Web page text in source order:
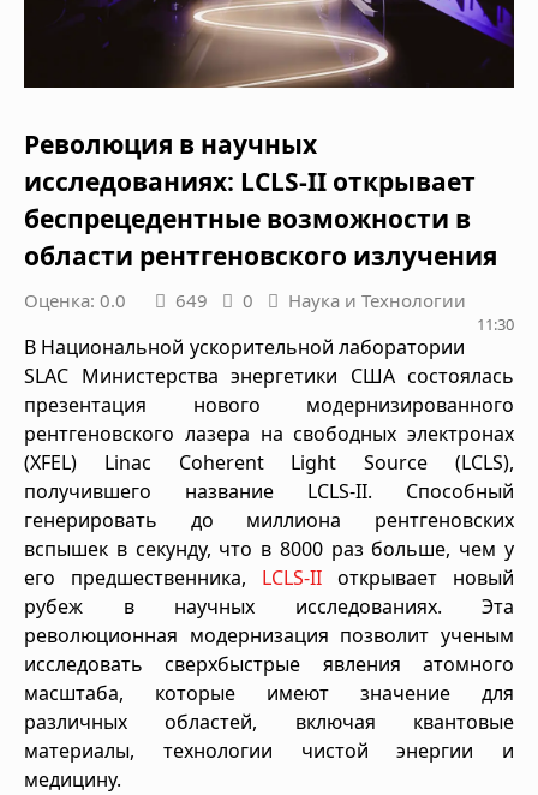
Революция в научных
исследованиях: LCLS-II открывает
беспрецедентные возможности в
области рентгеновского излучения
Оценка: 0.0 649 0 Наука и Технологии
11:30
В Национальной ускорительной лаборатории
SLAC Министерства энергетики США состоялась
презентация нового модернизированного
рентгеновского лазера на свободных электронах
(XFEL) Linac Coherent Light Source (LCLS),
получившего название LCLS-II. Способный
генерировать до миллиона рентгеновских
вспышек в секунду, что в 8000 раз больше, чем у
его предшественника, LCLS-II открывает новый
рубеж в научных исследованиях. Эта
революционная модернизация позволит ученым
исследовать сверхбыстрые явления атомного
масштаба, которые имеют значение для
различных областей, включая квантовые
материалы, технологии чистой энергии и
медицину.